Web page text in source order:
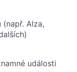
Alza,
události